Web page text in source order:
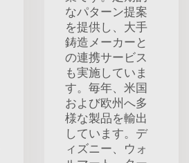
なパターン提案
を提供し、大手
鋳造メーカーと
の連携サービス
も実施していま
す。毎年、米国
および欧州へ多
様な製品を輸出
しています。デ
ィズニー、ウォ